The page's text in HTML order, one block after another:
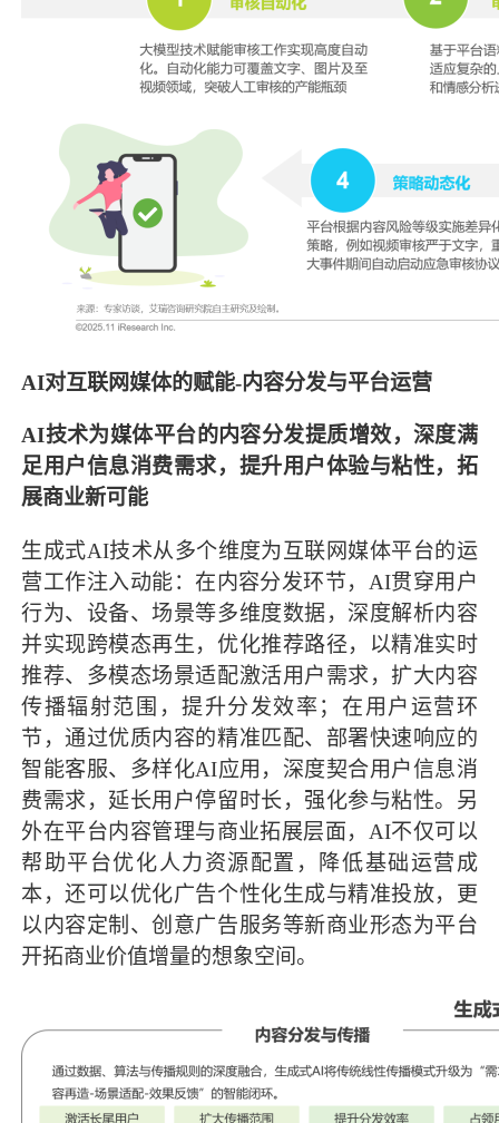
AI对互联网媒体的赋能-内容分发与平台运营
AI技术为媒体平台的内容分发提质增效，深度满
足用户信息消费需求，提升用户体验与粘性，拓
展商业新可能
生成式AI技术从多个维度为互联网媒体平台的运
营工作注入动能：在内容分发环节，AI贯穿用户
行为、设备、场景等多维度数据，深度解析内容
并实现跨模态再生，优化推荐路径，以精准实时
推荐、多模态场景适配激活用户需求，扩大内容
传播辐射范围，提升分发效率；在用户运营环
节，通过优质内容的精准匹配、部署快速响应的
智能客服、多样化AI应用，深度契合用户信息消
费需求，延长用户停留时长，强化参与粘性。另
外在平台内容管理与商业拓展层面，AI不仅可以
帮助平台优化人力资源配置，降低基础运营成
本，还可以优化广告个性化生成与精准投放，更
以内容定制、创意广告服务等新商业形态为平台
开拓商业价值增量的想象空间。